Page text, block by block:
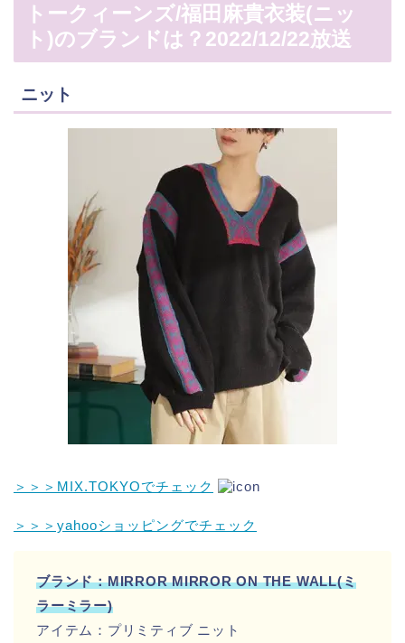
トークィーンズ/福田麻貴衣装(ニッ
ト)のブランドは？2022/12/22放送
ニット
＞＞＞MIX.TOKYOでチェック
＞＞＞yahooショッピングでチェック
ブランド：MIRROR MIRROR ON THE WALL(ミ
ラーミラー)
アイテム：プリミティブ ニット